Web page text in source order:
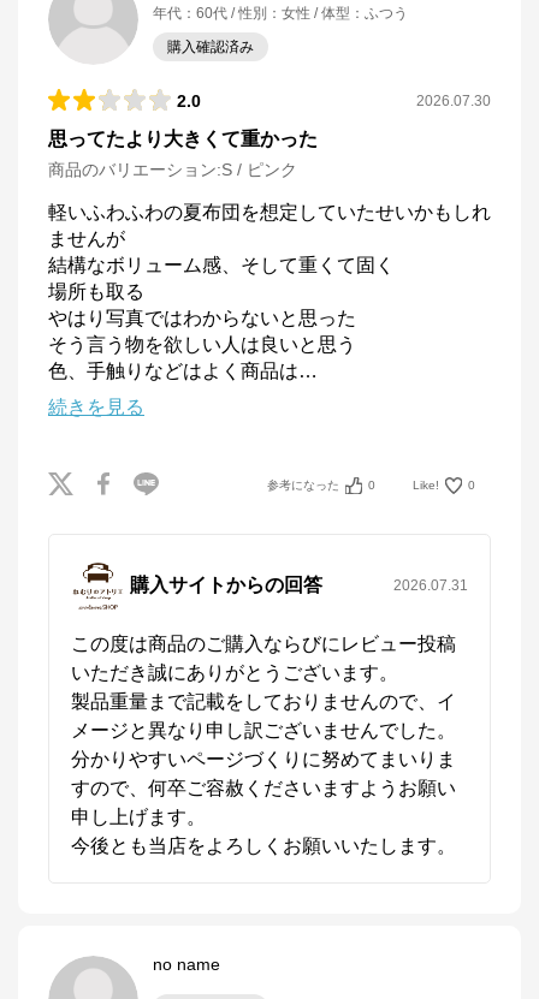
年代 ： 60代 性別 ： 女性 体型 ： ふつう
購入確認済み
2.0 2026.07.30
思ってたより大きくて重かった
商品のバリエーション:S / ピンク
軽いふわふわの夏布団を想定していたせいかもしれ
ませんが
結構なボリューム感、そして重くて固く
場所も取る
やはり写真ではわからないと思った
そう言う物を欲しい人は良いと思う
色、手触りなどはよく商品は…
続きを見る
参考になった 0 Like! 0
購入サイトからの回答 2026.07.31
この度は商品のご購入ならびにレビュー投稿
いただき誠にありがとうございます。
製品重量まで記載をしておりませんので、イ
メージと異なり申し訳ございませんでした。
分かりやすいページづくりに努めてまいりま
すので、何卒ご容赦くださいますようお願い
申し上げます。
今後とも当店をよろしくお願いいたします。
no name